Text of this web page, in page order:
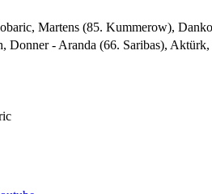
Martens (85. Kummerow),
Donner - Aranda (66. Saribas),